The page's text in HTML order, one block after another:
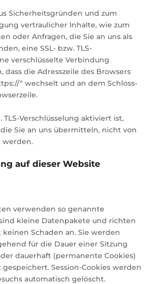
Sicherheitsgründen und zum
vertraulicher Inhalte, wie zum
oder Anfragen, die Sie an uns als
eine SSL- bzw. TLS-
verschlüsselte Verbindung
dass die Adresszeile des Browsers
“ wechselt und an dem Schloss-
TLS-Verschlüsselung aktiviert ist,
Sie an uns übermitteln, nicht von
werden.
auf dieser Website
verwenden so genannte
sind kleine Datenpakete und richten
Schaden an. Sie werden
für die Dauer einer Sitzung
dauerhaft (permanente Cookies)
Session-Cookies werden
automatisch gelöscht.